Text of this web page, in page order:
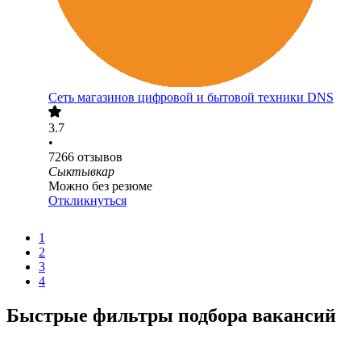
Сеть магазинов цифровой и бытовой техники DNS
3.7
•
7266 отзывов
Сыктывкар
Можно без резюме
Откликнуться
1
2
3
4
Быстрые фильтры подбора вакансий